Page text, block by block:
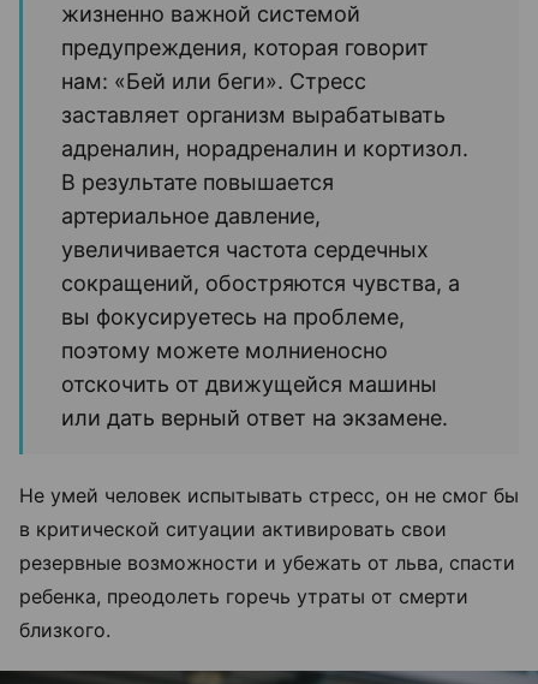
жизненно важной системой
предупреждения, которая говорит
нам: «Бей или беги». Стресс
заставляет организм вырабатывать
адреналин, норадреналин и кортизол.
В результате повышается
артериальное давление,
увеличивается частота сердечных
сокращений, обостряются чувства, а
вы фокусируетесь на проблеме,
поэтому можете молниеносно
отскочить от движущейся машины
или дать верный ответ на экзамене.
Не умей человек испытывать стресс, он не смог бы
в критической ситуации активировать свои
резервные возможности и убежать от льва, спасти
ребенка, преодолеть горечь утраты от смерти
близкого.